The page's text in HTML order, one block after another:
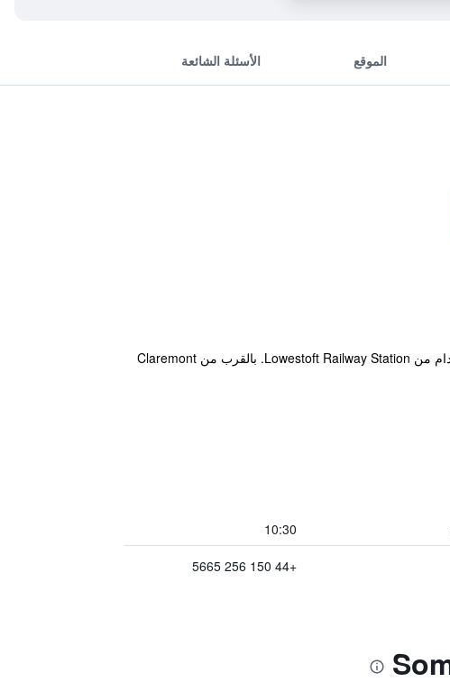
الموقع الأسئلة الشائعة
يضمن فندق المنامة والإفطار إقامة فيكتورية في مدينة لوزتوفت ويقع ضمن مسافة عشرين دقيقة مشياً على الاقدام من Lowestoft Railway Station. بالقرب من Claremont
10:30
+44 150 256 5665